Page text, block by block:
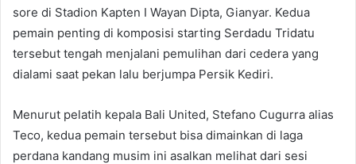
sore di Stadion Kapten I Wayan Dipta, Gianyar. Kedua
pemain penting di komposisi starting Serdadu Tridatu
tersebut tengah menjalani pemulihan dari cedera yang
dialami saat pekan lalu berjumpa Persik Kediri.
Menurut pelatih kepala Bali United, Stefano Cugurra alias
Teco, kedua pemain tersebut bisa dimainkan di laga
perdana kandang musim ini asalkan melihat dari sesi